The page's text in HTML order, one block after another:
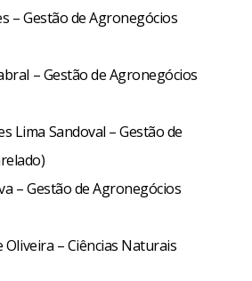
– Gestão de Agronegócios
– Gestão de Agronegócios
Lima Sandoval – Gestão de
– Gestão de Agronegócios
Oliveira – Ciências Naturais